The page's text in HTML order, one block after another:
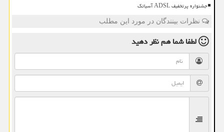
جشنواره پرتخفیف ADSL آسیاتک
نظرات بینندگان در مورد این مطلب
لطفا شما همنظر دهید